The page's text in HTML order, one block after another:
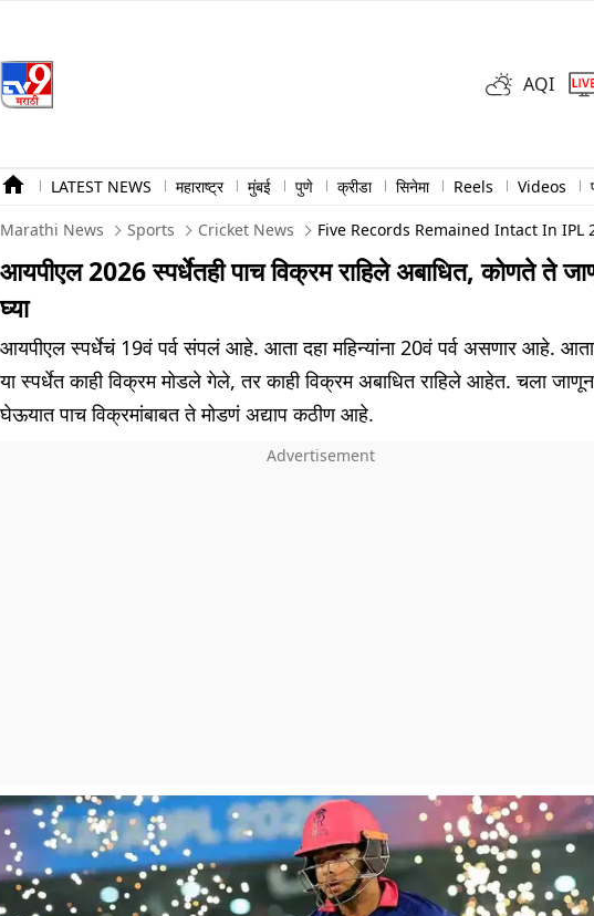
AQI
LATEST NEWS महाराष्ट्र मुंबई पुणे क्रीडा सिनेमा Reels Videos
Marathi News Sports Cricket News Five Records Remained Intact In IPL
आयपीएल 2026 स्पर्धेतही पाच विक्रम राहिले अबाधित, कोणते ते
घ्या
आयपीएल स्पर्धेचं 19वं पर्व संपलं आहे. आता दहा महिन्यांना 20वं पर्व असणार आहे.
या स्पर्धेत काही विक्रम मोडले गेले, तर काही विक्रम अबाधित राहिले आहेत. चला जाणून
घेऊयात पाच विक्रमांबाबत ते मोडणं अद्याप कठीण आहे.